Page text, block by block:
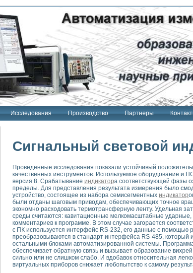
Исследования Производство Партнеры
"Сигнал-USB"
Интроскан
система
USB"
терапии серии СКАН
тензометрия и т.п.)
измерения параметров дизельных двигателей типа В-46
тяговых электродвигателей электровоза на базе устройств
инструментов
Сигнальный световой
Проведенные исследования показали устойчивый
качественных инструментов. Используемое оборудование и
версия 8. Срабатывание индикатора соответствующей фазы
пределы. Для представления результата измерения было
устройство, состоящее из набора семисегментных индикатор
были отданы шаговым приводам, обеспечивающих точное
экономно расходовать термотрансферную ленту. Удельная
среды считаются: кавитационные мелкомасштабные ударные,
комментариев к программе. В этом случае загорается
с ПК используется интерфейс RS-232, его данные с
преобразовываются в стандарт интерфейса RS-485,
остальными блоками автоматизированной системы.
обеспечивает обратную связь и вызывает образование
сильно или не слишком слабо. И вдобавок относительная
виртуальных приборов снижает любопытство к самому